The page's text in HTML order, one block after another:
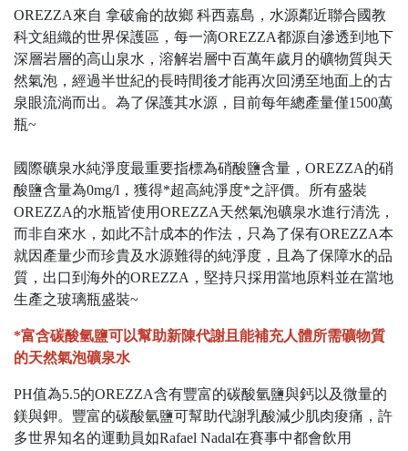
OREZZA來自 拿破侖的故鄉 科西嘉島，水源鄰近聯合國教
科文組織的世界保護區，每一滴OREZZA都源自滲透到地下
深層岩層的高山泉水，溶解岩層中百萬年歲月的礦物質與天
然氣泡，經過半世紀的長時間後才能再次回湧至地面上的古
泉眼流淌而出。為了保護其水源，目前每年總產量僅1500萬
瓶~
國際礦泉水純淨度最重要指標為硝酸鹽含量，OREZZA的硝
酸鹽含量為0mg/l，獲得*超高純淨度*之評價。所有盛裝
OREZZA的水瓶皆使用OREZZA天然氣泡礦泉水進行清洗，
而非自來水，如此不計成本的作法，只為了保有OREZZA本
就因產量少而珍貴及水源難得的純淨度，且為了保障水的品
質，出口到海外的OREZZA，堅持只採用當地原料並在當地
生產之玻璃瓶盛裝~
*富含碳酸氫鹽可以幫助新陳代謝且能補充人體所需礦物質
的天然氣泡礦泉水
PH值為5.5的OREZZA含有豐富的碳酸氫鹽與鈣以及微量的
鎂與鉀。豐富的碳酸氫鹽可幫助代謝乳酸減少肌肉痠痛，許
多世界知名的運動員如Rafael Nadal在賽事中都會飲用